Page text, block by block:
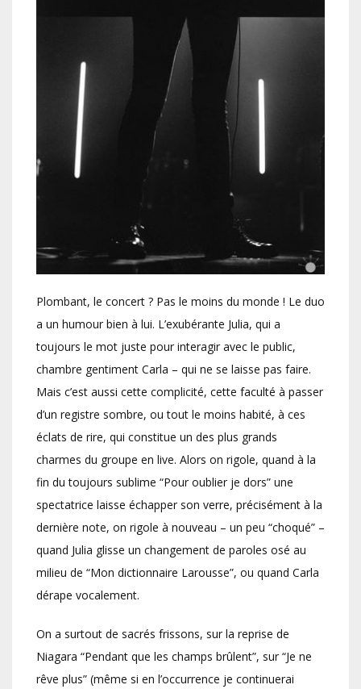
Plombant, le concert ? Pas le moins du monde ! Le duo
a un humour bien à lui. L’exubérante Julia, qui a
toujours le mot juste pour interagir avec le public,
chambre gentiment Carla – qui ne se laisse pas faire.
Mais c’est aussi cette complicité, cette faculté à passer
d’un registre sombre, ou tout le moins habité, à ces
éclats de rire, qui constitue un des plus grands
charmes du groupe en live. Alors on rigole, quand à la
fin du toujours sublime “Pour oublier je dors” une
spectatrice laisse échapper son verre, précisément à la
dernière note, on rigole à nouveau – un peu “choqué” –
quand Julia glisse un changement de paroles osé au
milieu de “Mon dictionnaire Larousse”, ou quand Carla
dérape vocalement.
On a surtout de sacrés frissons, sur la reprise de
Niagara “Pendant que les champs brûlent”, sur “Je ne
rêve plus” (même si en l’occurrence je continuerai